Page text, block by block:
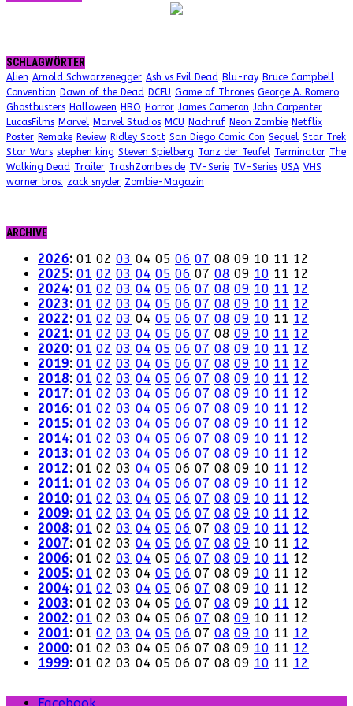
SCHLAGWÖRTER
Alien Arnold Schwarzenegger Ash vs Evil Dead Blu-ray Bruce Campbell
Convention Dawn of the Dead DCEU Game of Thrones George A. Romero
Ghostbusters Halloween HBO Horror James Cameron John Carpenter
LucasFilms Marvel Marvel Studios MCU Nachruf Neon Zombie Netflix
Poster Remake Review Ridley Scott San Diego Comic Con Sequel Star Trek
Star Wars stephen king Steven Spielberg Tanz der Teufel Terminator The
Walking Dead Trailer TrashZombies.de TV-Serie TV-Series USA VHS
warner bros. zack snyder Zombie-Magazin
ARCHIVE
2026: 01 02 03 04 05 06 07 08 09 10 11 12
2025: 01 02 03 04 05 06 07 08 09 10 11 12
2024: 01 02 03 04 05 06 07 08 09 10 11 12
2023: 01 02 03 04 05 06 07 08 09 10 11 12
2022: 01 02 03 04 05 06 07 08 09 10 11 12
2021: 01 02 03 04 05 06 07 08 09 10 11 12
2020: 01 02 03 04 05 06 07 08 09 10 11 12
2019: 01 02 03 04 05 06 07 08 09 10 11 12
2018: 01 02 03 04 05 06 07 08 09 10 11 12
2017: 01 02 03 04 05 06 07 08 09 10 11 12
2016: 01 02 03 04 05 06 07 08 09 10 11 12
2015: 01 02 03 04 05 06 07 08 09 10 11 12
2014: 01 02 03 04 05 06 07 08 09 10 11 12
2013: 01 02 03 04 05 06 07 08 09 10 11 12
2012: 01 02 03 04 05 06 07 08 09 10 11 12
2011: 01 02 03 04 05 06 07 08 09 10 11 12
2010: 01 02 03 04 05 06 07 08 09 10 11 12
2009: 01 02 03 04 05 06 07 08 09 10 11 12
2008: 01 02 03 04 05 06 07 08 09 10 11 12
2007: 01 02 03 04 05 06 07 08 09 10 11 12
2006: 01 02 03 04 05 06 07 08 09 10 11 12
2005: 01 02 03 04 05 06 07 08 09 10 11 12
2004: 01 02 03 04 05 06 07 08 09 10 11 12
2003: 01 02 03 04 05 06 07 08 09 10 11 12
2002: 01 02 03 04 05 06 07 08 09 10 11 12
2001: 01 02 03 04 05 06 07 08 09 10 11 12
2000: 01 02 03 04 05 06 07 08 09 10 11 12
1999: 01 02 03 04 05 06 07 08 09 10 11 12
Facebook